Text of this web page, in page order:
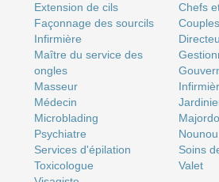
Extension de cils
Façonnage des sourcils
Infirmière
Maître du service des
ongles
Masseur
Médecin
Microblading
Psychiatre
Services d'épilation
Toxicologue
Chefs
Nounou
Soins
Valet